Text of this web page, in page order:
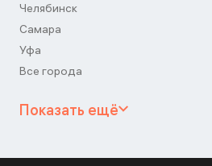
Челябинск
Самара
Уфа
Все города
Показать ещё